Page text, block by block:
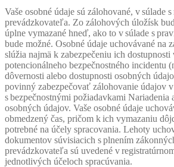
Vaše osobné údaje sú zálohované, v súlade
prevádzkovateľa. Zo zálohových úložísk
úplne vymazané hneď, ako to v súlade s
bude možné. Osobné údaje uchovávané na
slúžia najmä k zabezpečeniu ich dostupnosti
potencionálneho bezpečnostného incidentu
dôvernosti alebo dostupnosti osobných
povinný zabezpečovať zálohovanie údajov v
s bezpečnostnými požiadavkami Nariadenia
osobných údajov. Vaše osobné údaje
obmedzený čas, pričom k ich vymazaniu
potrebné na účely spracovania. Lehoty
dokumentov súvisiacich s plnením
prevádzkovateľa sú uvedené v
jednotlivých účeloch spracúvania.